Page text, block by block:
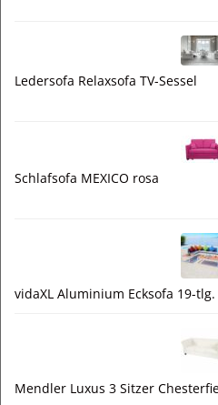
Ledersofa Relaxsofa TV-Sessel
Schlafsofa MEXICO rosa
vidaXL Aluminium Ecksofa 19-tlg.
Mendler Luxus 3 Sitzer